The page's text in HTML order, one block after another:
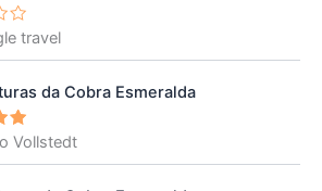
travel
da Cobra Esmeralda
Vollstedt